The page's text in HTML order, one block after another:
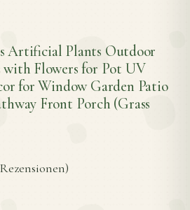
Artificial Plants Outdoor
with Flowers for Pot UV
for Window Garden Patio
Front Porch (Grass